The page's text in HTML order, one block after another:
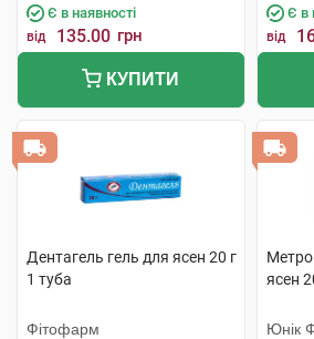
Є в наявності
від 135.00 грн
КУПИТИ
Є в
від
Дентагель гель для ясен 20 г
1 туба
Фітофарм
ясен
Юнік